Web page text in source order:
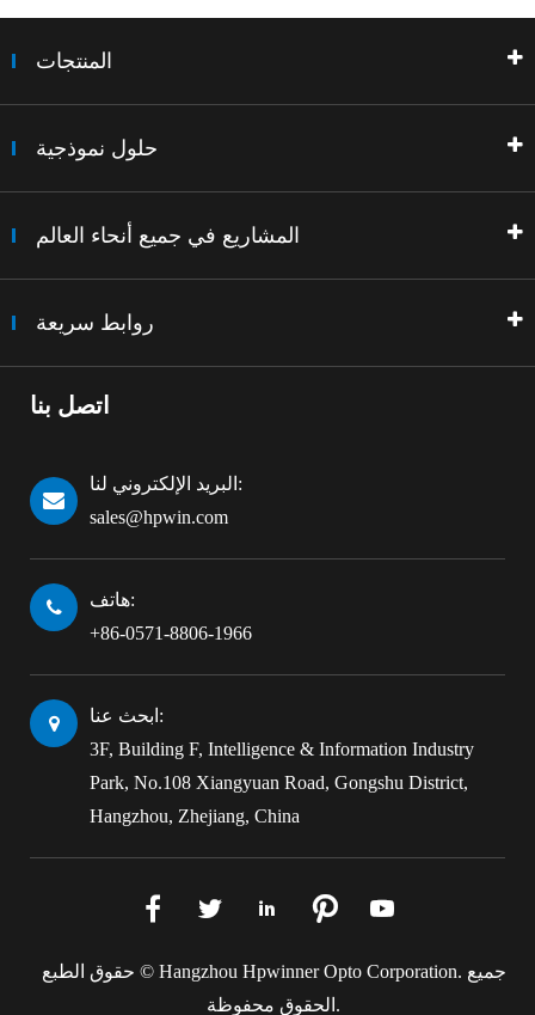
المنتجات
حلول نموذجية
المشاريع في جميع أنحاء العالم
روابط سريعة
اتصل بنا
البريد الإلكتروني لنا:
sales@hpwin.com
هاتف:
+86-0571-8806-1966
ابحث عنا:
3F, Building F, Intelligence & Information Industry
Park, No.108 Xiangyuan Road, Gongshu District,
Hangzhou, Zhejiang, China
    
حقوق الطبع © Hangzhou Hpwinner Opto Corporation.
الحقوق محفوظة.